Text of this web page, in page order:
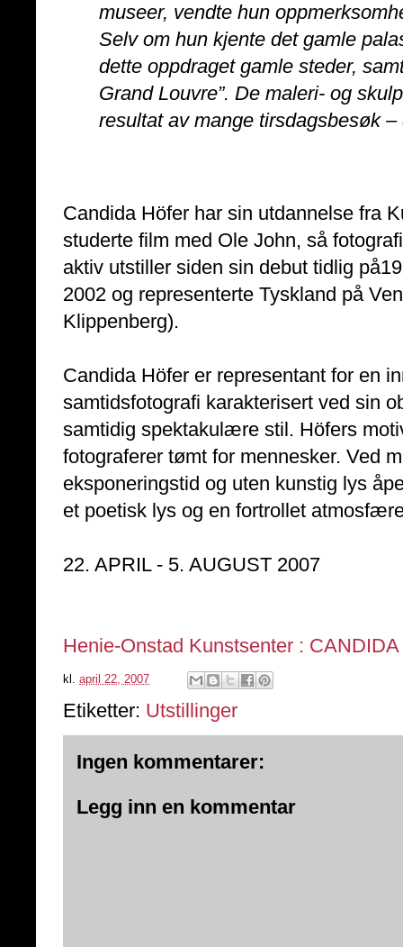
museer, vendte hun
Selv om hun kjente det gamle
dette oppdraget gamle steder,
Grand Louvre”. De maleri- og
resultat av mange tirsdagsbesøk
Candida Höfer har sin utdannelse fra
studerte film med Ole John, så
aktiv utstiller siden sin debut tidlig
2002 og representerte Tyskland på
Klippenberg).
Candida Höfer er representant for en
samtidsfotografi karakterisert ved sin
samtidig spektakulære stil. Höfers
fotograferer tømt for mennesker. Ved
eksponeringstid og uten kunstig lys
et poetisk lys og en fortrollet
22. APRIL - 5. AUGUST 2007
Henie-Onstad Kunstsenter :
kl. april 22, 2007
Etiketter: Utstillinger
Ingen kommentarer:
Legg inn en kommentar